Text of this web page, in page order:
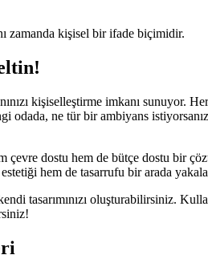
zamanda kişisel bir ifade biçimidir.
kişiselleştirme imkanı sunuyor.
odada, ne tür bir ambiyans
çevre dostu hem de bütçe dostu bir
estetiği hem de tasarrufu bir arada
tasarımınızı oluşturabilirsiniz.